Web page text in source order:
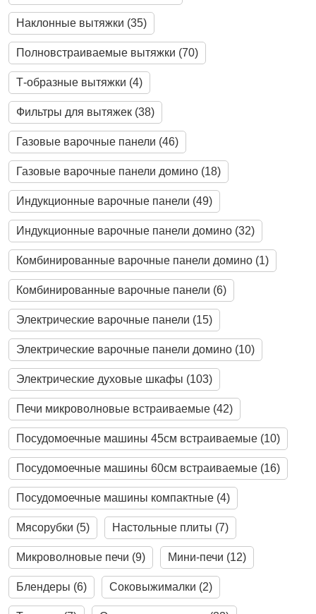
Наклонные вытяжки (35)
Полновстраиваемые вытяжки (70)
Т-образные вытяжки (4)
Фильтры для вытяжек (38)
Газовые варочные панели (46)
Газовые варочные панели домино (18)
Индукционные варочные панели (49)
Индукционные варочные панели домино (32)
Комбинированные варочные панели домино (1)
Комбинированные варочные панели (6)
Электрические варочные панели (15)
Электрические варочные панели домино (10)
Электрические духовые шкафы (103)
Печи микроволновые встраиваемые (42)
Посудомоечные машины 45см встраиваемые (10)
Посудомоечные машины 60см встраиваемые (16)
Посудомоечные машины компактные (4)
Мясорубки (5) Настольные плиты (7)
Микроволновые печи (9) Мини-печи (12)
Блендеры (6) Соковыжималки (2)